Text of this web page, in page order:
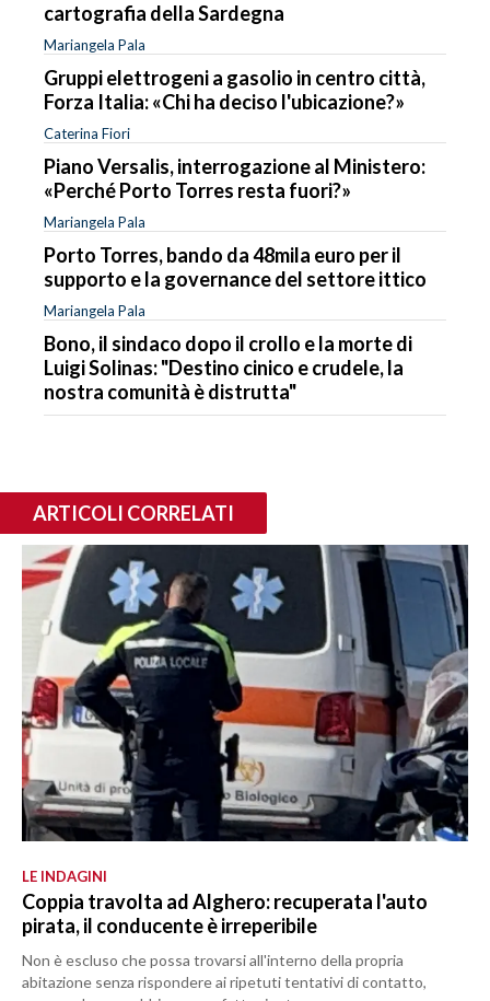
cartografia della Sardegna
Mariangela Pala
Gruppi elettrogeni a gasolio in centro città,
Forza Italia: «Chi ha deciso l'ubicazione?»
Caterina Fiori
Piano Versalis, interrogazione al Ministero:
«Perché Porto Torres resta fuori?»
Mariangela Pala
Porto Torres, bando da 48mila euro per il
supporto e la governance del settore ittico
Mariangela Pala
Bono, il sindaco dopo il crollo e la morte di
Luigi Solinas: "Destino cinico e crudele, la
nostra comunità è distrutta"
ARTICOLI CORRELATI
LE INDAGINI
Coppia travolta ad Alghero: recuperata l'auto
pirata, il conducente è irreperibile
Non è escluso che possa trovarsi all'interno della propria
abitazione senza rispondere ai ripetuti tentativi di contatto,